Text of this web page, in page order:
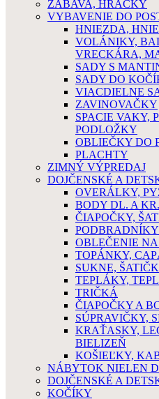
ZÁBAVA, HRAČKY
VYBAVENIE DO
HNIEZDA,
VOLÁNIKY,
VRECKÁRA,
SADY S
SADY DO
VIACDIELNE
ZAVINOVAČKY
SPACIE VAKY,
PODLOŽKY
OBLIEČKY DO
PLACHTY
ZIMNÝ VÝPREDAJ
DOJČENSKÉ A
OVERÁLKY,
BODY DL. A
ČIAPOČKY,
PODBRADNÍKY
OBLEČENIE
TOPÁNKY,
SUKNE,
TEPLÁKY,
TRIČKÁ
ČIAPOČKY A
SÚPRAVIČKY,
KRAŤASKY,
BIELIZEŇ
KOŠIEĽKY,
NÁBYTOK NIELEN
DOJČENSKÉ A
KOČÍKY